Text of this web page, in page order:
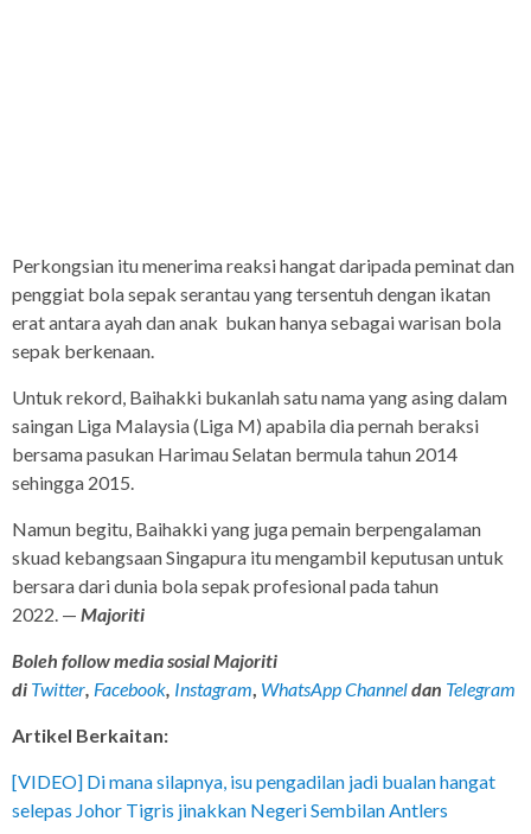
Perkongsian itu menerima reaksi hangat daripada peminat dan
penggiat bola sepak serantau yang tersentuh dengan ikatan
erat antara ayah dan anak bukan hanya sebagai warisan bola
sepak berkenaan.
Untuk rekord, Baihakki bukanlah satu nama yang asing dalam
saingan Liga Malaysia (Liga M) apabila dia pernah beraksi
bersama pasukan Harimau Selatan bermula tahun 2014
sehingga 2015.
Namun begitu, Baihakki yang juga pemain berpengalaman
skuad kebangsaan Singapura itu mengambil keputusan untuk
bersara dari dunia bola sepak profesional pada tahun
2022. — Majoriti
Boleh follow media sosial Majoriti
di Twitter, Facebook, Instagram, WhatsApp Channeldan Telegram
Artikel Berkaitan:
[VIDEO] Di mana silapnya, isu pengadilan jadi bualan hangat
selepas Johor Tigris jinakkan Negeri Sembilan Antlers